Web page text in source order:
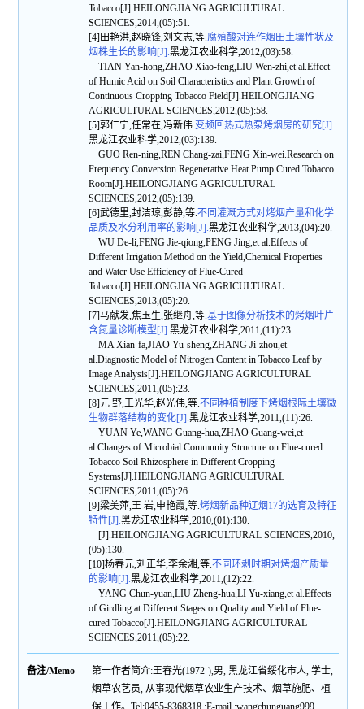
Tobacco[J].HEILONGJIANG AGRICULTURAL
SCIENCES,2014,(05):51.
[4]田艳洪,赵晓锋,刘文志,等.腐殖酸对连作烟田土壤性状及
烟株生长的影响[J].黑龙江农业科学,2012,(03):58.
TIAN Yan-hong,ZHAO Xiao-feng,LIU Wen-zhi,et al.Effect
of Humic Acid on Soil Characteristics and Plant Growth of
Continuous Cropping Tobacco Field[J].HEILONGJIANG
AGRICULTURAL SCIENCES,2012,(05):58.
[5]郭仁宁,任常在,冯新伟.变频回热式热泵烤烟房的研究[J].
黑龙江农业科学,2012,(03):139.
GUO Ren-ning,REN Chang-zai,FENG Xin-wei.Research on
Frequency Conversion Regenerative Heat Pump Cured Tobacco
Room[J].HEILONGJIANG AGRICULTURAL
SCIENCES,2012,(05):139.
[6]武德里,封洁琼,彭静,等.不同灌溉方式对烤烟产量和化学
品质及水分利用率的影响[J].黑龙江农业科学,2013,(04):20.
WU De-li,FENG Jie-qiong,PENG Jing,et al.Effects of
Different Irrigation Method on the Yield,Chemical Properties
and Water Use Efficiency of Flue-Cured
Tobacco[J].HEILONGJIANG AGRICULTURAL
SCIENCES,2013,(05):20.
[7]马献发,焦玉生,张继舟,等.基于图像分析技术的烤烟叶片
含氮量诊断模型[J].黑龙江农业科学,2011,(11):23.
MA Xian-fa,JIAO Yu-sheng,ZHANG Ji-zhou,et
al.Diagnostic Model of Nitrogen Content in Tobacco Leaf by
Image Analysis[J].HEILONGJIANG AGRICULTURAL
SCIENCES,2011,(05):23.
[8]元 野,王光华,赵光伟,等.不同种植制度下烤烟根际土壤微
生物群落结构的变化[J].黑龙江农业科学,2011,(11):26.
YUAN Ye,WANG Guang-hua,ZHAO Guang-wei,et
al.Changes of Microbial Community Structure on Flue-cured
Tobacco Soil Rhizosphere in Different Cropping
Systems[J].HEILONGJIANG AGRICULTURAL
SCIENCES,2011,(05):26.
[9]梁美萍,王 岩,申艳霞,等.烤烟新品种辽烟17的选育及特征
特性[J].黑龙江农业科学,2010,(01):130.
[J].HEILONGJIANG AGRICULTURAL SCIENCES,2010,
(05):130.
[10]杨春元,刘正华,李余湘,等.不同环剥时期对烤烟产质量
的影响[J].黑龙江农业科学,2011,(12):22.
YANG Chun-yuan,LIU Zheng-hua,LI Yu-xiang,et al.Effects
of Girdling at Different Stages on Quality and Yield of Flue-
cured Tobacco[J].HEILONGJIANG AGRICULTURAL
SCIENCES,2011,(05):22.
备注/Memo
第一作者简介:王春光(1972-),男, 黑龙江省绥化市人, 学士,
烟草农艺员, 从事现代烟草农业生产技术、烟草施肥、植
保工作。Tel:0455-8368318 ;E-mail :wangchunguang999